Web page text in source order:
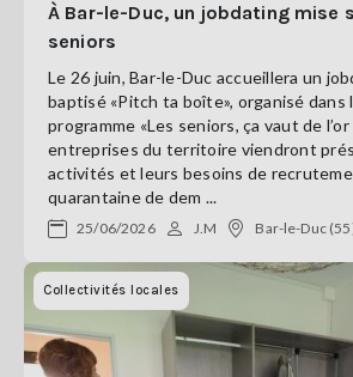
À Bar-le-Duc, un jobdating mise
seniors
Le 26 juin, Bar-le-Duc accueillera un
baptisé «Pitch ta boîte», organisé dans
programme «Les seniors, ça vaut de l’or
entreprises du territoire viendront
activités et leurs besoins de
quarantaine de dem ...
25/06/2026 J.M Bar-le-Duc
Collectivités locales